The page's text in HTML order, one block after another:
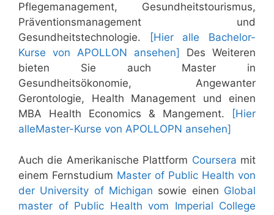
Pflegemanagement, Gesundheitstourismus,
Präventionsmanagement und
Gesundheitstechnologie.
[Hier alle Bachelor-
Kurse von APOLLON ansehen]
Des Weiteren
bieten Sie auch Master in
Gesundheitsökonomie, Angewanter
Gerontologie, Health Management und einen
MBA Health Economics & Mangement.
[Hier
alleMaster-Kurse von APOLLOPN ansehen]
Auch die Amerikanische Plattform Coursera mit
einem Fernstudium Master of Public Health von
der University of Michigan sowie einen Global
master of Public Health vom Imperial College